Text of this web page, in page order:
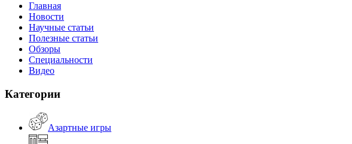
Главная
Новости
Научные статьи
Полезные статьи
Обзоры
Специальности
Видео
Категории
Азартные игры